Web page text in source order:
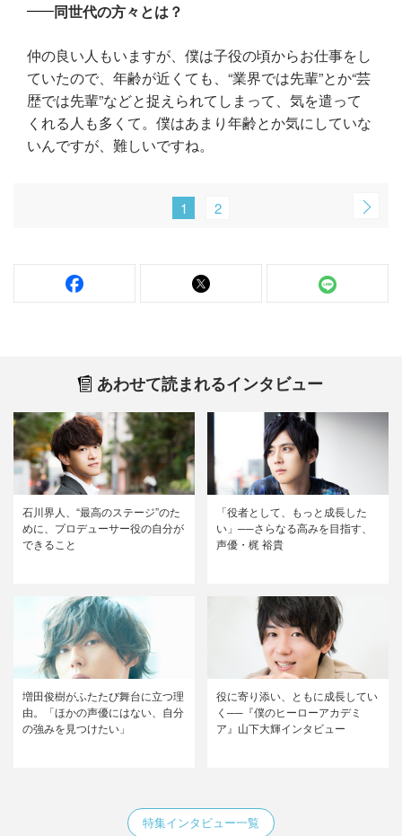
同世代の方々とは？
仲の良い人もいますが、僕は子役の頃からお仕事をし
ていたので、年齢が近くても、“業界では先輩”とか“芸
歴では先輩”などと捉えられてしまって、気を遣って
くれる人も多くて。僕はあまり年齢とか気にしていな
いんですが、難しいですね。
1 2
あわせて読まれるインタビュー
石川界人、“最高のステージ”のた
めに、プロデューサー役の自分が
できること
「役者として、もっと成長した
い」──さらなる高みを目指す、
声優・梶 裕貴
増田俊樹がふたたび舞台に立つ理
由。「ほかの声優にはない、自分
の強みを見つけたい」
役に寄り添い、ともに成長してい
く──『僕のヒーローアカデミ
ア』山下大輝インタビュー
特集インタビュー一覧